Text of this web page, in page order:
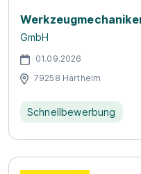
GmbH
01.09.2026
79258 Hartheim
Schnellbewerbung